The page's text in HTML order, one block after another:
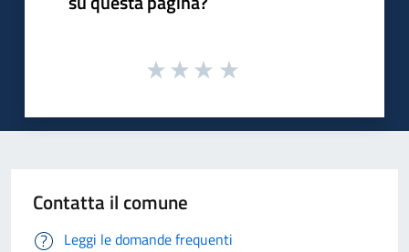
Contatta il comune
Leggi le domande frequenti